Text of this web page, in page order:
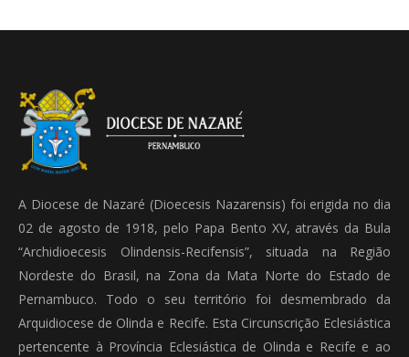
A Diocese de Nazaré (Dioecesis Nazarensis) foi erigida no dia
02 de agosto de 1918, pelo Papa Bento XV, através da Bula
“Archidioecesis Olindensis-Recifensis”, situada na Região
Nordeste do Brasil, na Zona da Mata Norte do Estado de
Pernambuco. Todo o seu território foi desmembrado da
Arquidiocese de Olinda e Recife. Esta Circunscrição Eclesiástica
pertencente à Província Eclesiástica de Olinda e Recife e ao